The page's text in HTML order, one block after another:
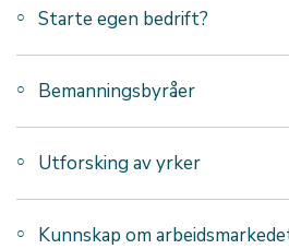
Starte egen bedrift?
Bemanningsbyråer
Utforsking av yrker
Kunnskap om